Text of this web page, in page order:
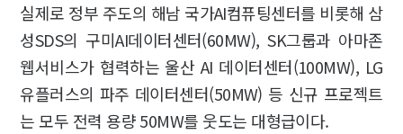
실제로 정부 주도의 해남 국가AI컴퓨팅센터를 비롯해 삼
성SDS의 구미AI데이터센터(60MW), SK그룹과 아마존
웹서비스가 협력하는 울산 AI 데이터센터(100MW), LG
유플러스의 파주 데이터센터(50MW) 등 신규 프로젝트
는 모두 전력 용량 50MW를 웃도는 대형급이다.